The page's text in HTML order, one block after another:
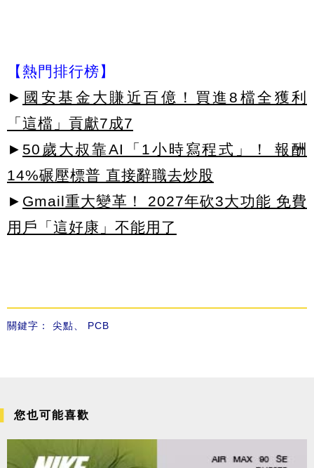
【熱門排行榜】
► 國安基金大賺近百億！買進8檔全獲利
「這檔」貢獻7成7
► 50歲大叔靠AI「1小時寫程式」！ 報酬
14%碾壓標普 直接辭職去炒股
► Gmail重大變革！ 2027年砍3大功能 免費
用戶「這好康」不能用了
關鍵字： 尖點、 PCB
您也可能喜歡